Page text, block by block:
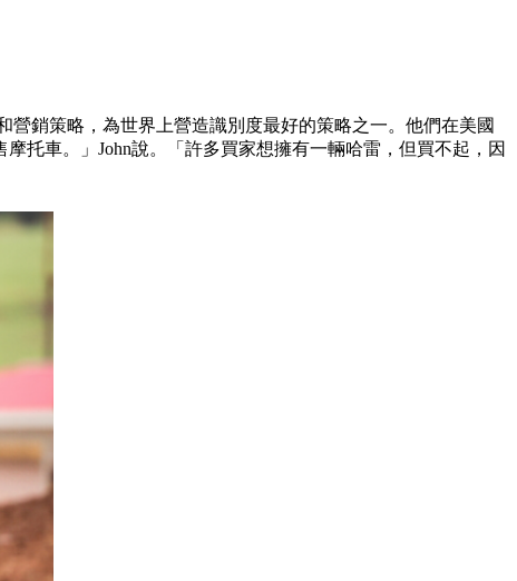
銷策略，為世界上營造識別度最好的策略之一。他們在美國
托車。」John說。「許多買家想擁有一輛哈雷，但買不起，因